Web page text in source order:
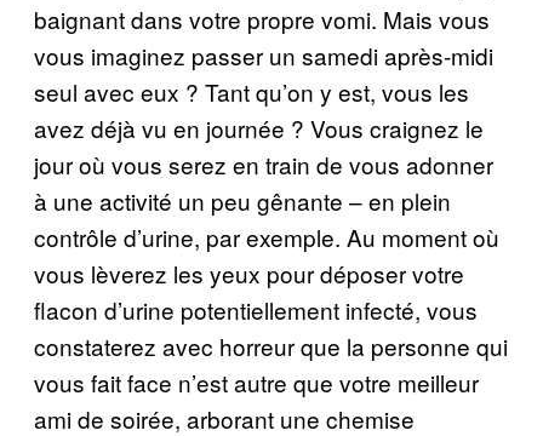
baignant dans votre propre vomi. Mais vous
vous imaginez passer un samedi après-midi
seul avec eux ? Tant qu’on y est, vous les
avez déjà vu en journée ? Vous craignez le
jour où vous serez en train de vous adonner
à une activité un peu gênante – en plein
contrôle d’urine, par exemple. Au moment où
vous lèverez les yeux pour déposer votre
flacon d’urine potentiellement infecté, vous
constaterez avec horreur que la personne qui
vous fait face n’est autre que votre meilleur
ami de soirée, arborant une chemise